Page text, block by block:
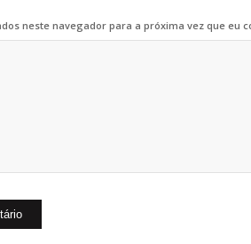
neste navegador para a próxima vez que eu